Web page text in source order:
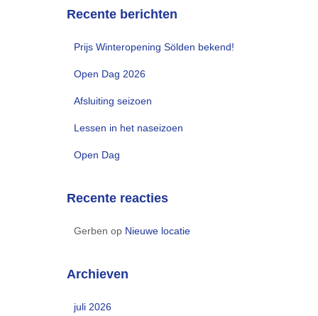
n
Recente berichten
Prijs Winteropening Sölden bekend!
Open Dag 2026
Afsluiting seizoen
Lessen in het naseizoen
Open Dag
Recente reacties
Gerben op Nieuwe locatie
Archieven
juli 2026